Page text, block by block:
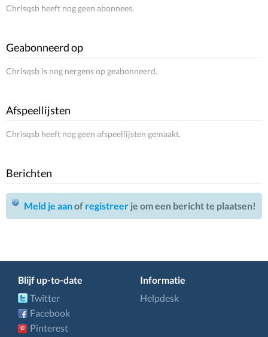
Chrisqsb heeft nog geen abonnees.
Geabonneerd op
Chrisqsb is nog nergens op geabonneerd.
Afspeellijsten
Chrisqsb heeft nog geen afspeellijsten gemaakt.
Berichten
Meld je aanof registreer je om een bericht te plaatsen!
Blijf up-to-date
Twitter
Facebook
Pinterest
Informatie
Helpdesk